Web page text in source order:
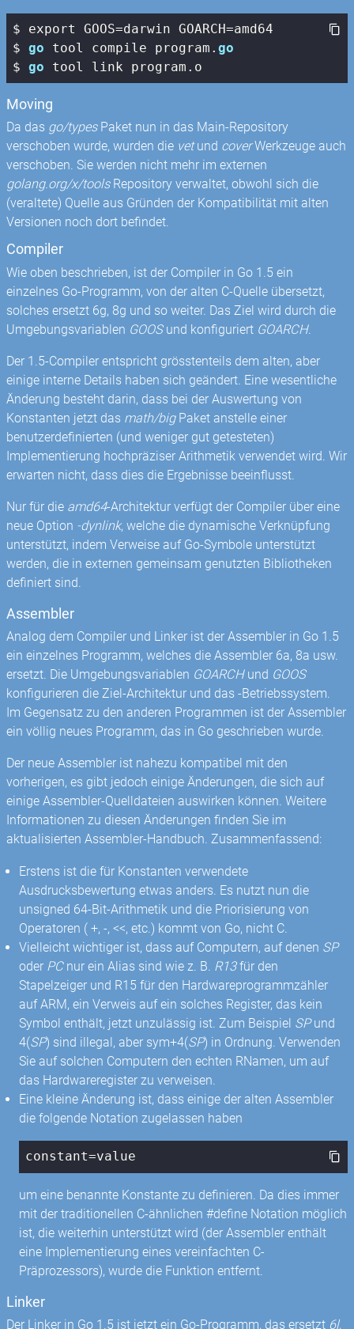
$ export GOOS=darwin GOARCH=amd64
$ go tool compile program.go
$ go tool link program.o
Moving
Da das go/typesPaket nun in das Main-Repository
verschoben wurde, wurden die vetund coverWerkzeuge auch
verschoben. Sie werden nicht mehr im externen
golang.org/x/toolsRepository verwaltet, obwohl sich die
(veraltete) Quelle aus Gründen der Kompatibilität mit alten
Versionen noch dort befindet.
Compiler
Wie oben beschrieben, ist der Compiler in Go 1.5 ein
einzelnes Go-Programm, von der alten C-Quelle übersetzt,
solches ersetzt 6g, 8g und so weiter. Das Ziel wird durch die
Umgebungsvariablen GOOSund konfiguriert GOARCH.
Der 1.5-Compiler entspricht grösstenteils dem alten, aber
einige interne Details haben sich geändert. Eine wesentliche
Änderung besteht darin, dass bei der Auswertung von
Konstanten jetzt das math/bigPaket anstelle einer
benutzerdefinierten (und weniger gut getesteten)
Implementierung hochpräziser Arithmetik verwendet wird. Wir
erwarten nicht, dass dies die Ergebnisse beeinflusst.
Nur für die amd64-Architektur verfügt der Compiler über eine
neue Option -dynlink, welche die dynamische Verknüpfung
unterstützt, indem Verweise auf Go-Symbole unterstützt
werden, die in externen gemeinsam genutzten Bibliotheken
definiert sind.
Assembler
Analog dem Compiler und Linker ist der Assembler in Go 1.5
ein einzelnes Programm, welches die Assembler 6a, 8a usw.
ersetzt. Die Umgebungsvariablen GOARCHund GOOS
konfigurieren die Ziel-Architektur und das -Betriebssystem.
Im Gegensatz zu den anderen Programmen ist der Assembler
ein völlig neues Programm, das in Go geschrieben wurde.
Der neue Assembler ist nahezu kompatibel mit den
vorherigen, es gibt jedoch einige Änderungen, die sich auf
einige Assembler-Quelldateien auswirken können. Weitere
Informationen zu diesen Änderungen finden Sie im
aktualisierten Assembler-Handbuch. Zusammenfassend:
Erstens ist die für Konstanten verwendete
Ausdrucksbewertung etwas anders. Es nutzt nun die
unsigned 64-Bit-Arithmetik und die Priorisierung von
Operatoren ( +, -, <<, etc.) kommt von Go, nicht C.
Vielleicht wichtiger ist, dass auf Computern, auf denen SP
oder PCnur ein Alias ​​sind wie z. B. R13für den
Stapelzeiger und R15 für den Hardwareprogrammzähler
auf ARM, ein Verweis auf ein solches Register, das kein
Symbol enthält, jetzt unzulässig ist. Zum Beispiel SPund
4(SP) sind illegal, aber sym+4(SP) in Ordnung. Verwenden
Sie auf solchen Computern den echten RNamen, um auf
das Hardwareregister zu verweisen.
Eine kleine Änderung ist, dass einige der alten Assembler
die folgende Notation zugelassen haben
constant=value
um eine benannte Konstante zu definieren. Da dies immer
mit der traditionellen C-ähnlichen #define Notation möglich
ist, die weiterhin unterstützt wird (der Assembler enthält
eine Implementierung eines vereinfachten C-
Präprozessors), wurde die Funktion entfernt.
Linker
Der Linker in Go 1.5 ist jetzt ein Go-Programm, das ersetzt 6l,